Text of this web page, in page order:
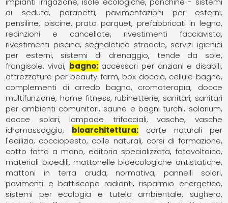
di seduta
parapetti
pavimentazioni per esterni
pensiline piscine prato parquet prefabbricati in legno
recinzioni e cancellate
rivestimenti facciavista
rivestimenti piscina segnaletica stradale servizi igienici
per esterni
sistemi di drenaggio
tende da sole,
frangisole vivai bagno accessori per anziani e disabili
attrezzature per beauty farm box doccia cellule bagno
complementi di arredo bagno
cromoterapia
docce
multifunzione home fitness rubinetterie sanitari sanitari
per ambienti comunitari saune e bagni turchi solarium,
docce solari, lampade trifacciali
vasche
vasche
idromassaggio
bioarchitettura
carte naturali per
l'edilizia cocciopesto colle naturali corsi di formazione
cotto fatto a mano editoria specializzata fotovoltaico
materiali bioedili mattonelle bioecologiche antistatiche
mattoni in terra cruda
normativa
pannelli solari
pavimenti e battiscopa radianti risparmio energetico
sistemi per ecologia e tutela ambientale
sughero